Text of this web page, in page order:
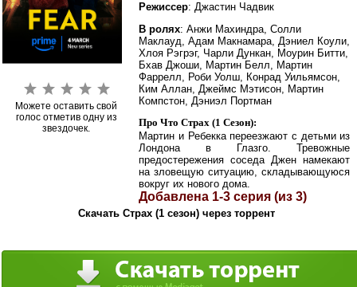
Можете оставить свой
голос отметив одну из
звездочек.
Режиссер: Джастин Чадвик
В ролях: Анжи Махиндра, Солли
Маклауд, Адам Макнамара, Дэниел Коули,
Хлоя Рэгрэг, Чарли Дункан, Моурин Битти,
Бхав Джоши, Мартин Белл, Мартин
Фаррелл, Роби Уолш, Конрад Уильямсон,
Ким Аллан, Джеймс Мэтисон, Мартин
Компстон, Дэниэл Портман
Про Что Страх (1 Сезон):
Мартин и Ребекка переезжают с детьми из
Лондона в Глазго. Тревожные
предостережения соседа Джен намекают
на зловещую ситуацию, складывающуюся
вокруг их нового дома.
Добавлена 1-3 серия (из 3)
Скачать Страх (1 сезон) через торрент